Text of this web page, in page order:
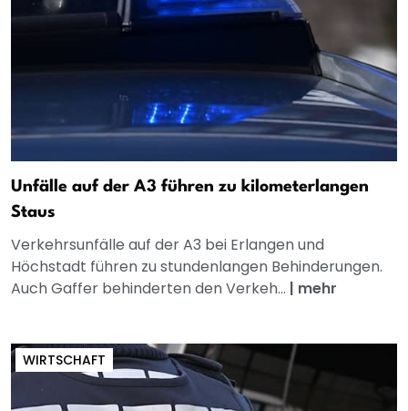
Unfälle auf der A3 führen zu kilometerlangen
Staus
Verkehrsunfälle auf der A3 bei Erlangen und
Höchstadt führen zu stundenlangen Behinderungen.
Auch Gaffer behinderten den Verkeh... | mehr
WIRTSCHAFT